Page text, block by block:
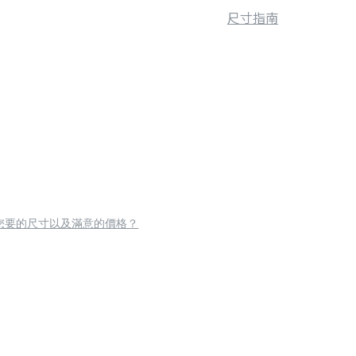
尺寸指南
要的尺寸以及滿意的價格？